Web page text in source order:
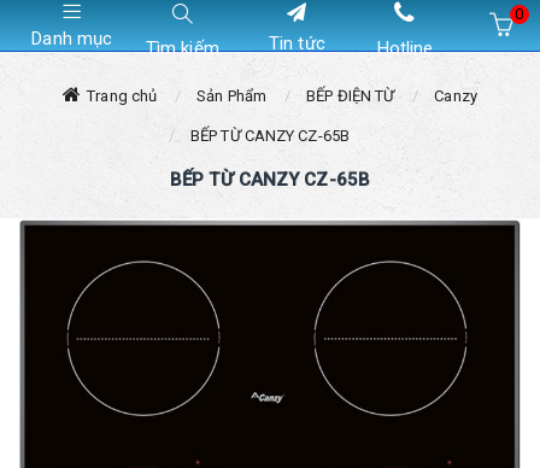
Danh mục Tìm kiếm Tin tức Hotline
0
Trang chủ Sản Phẩm BẾP ĐIỆN TỪ Canzy
BẾP TỪ CANZY CZ-65B
BẾP TỪ CANZY CZ-65B